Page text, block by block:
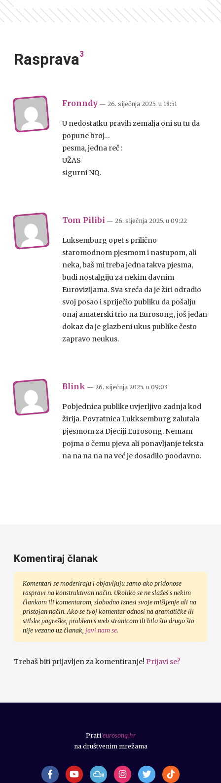
Rasprava3
Fronndy — 26. siječnja 2025. u 18:51
U nedostatku pravih zemalja oni su tu da
popune broj…
pesma, jedna reč :
UŽAS
sigurni NQ.
Tom Pilibi — 26. siječnja 2025. u 09:22
Luksemburg opet s prilično
staromodnom pjesmom i nastupom, ali
neka, baš mi treba jedna takva pjesma,
budi nostalgiju za nekim davnim
Eurovizijama. Sva sreća da je žiri odradio
svoj posao i spriječio publiku da pošalju
onaj amaterski trio na Eurosong, još jedan
dokaz da je glazbeni ukus publike često
zapravo neukus.
Blink — 26. siječnja 2025. u 09:03
Pobjednica publike uvjerljivo zadnja kod
žirija. Povratnica Lukksemburg zalutala
pjesmom za Djeciji Eurosong. Nemam
pojma o čemu pjeva ali ponavljanje teksta
na na na na na već je dosadilo poodavno.
Komentiraj članak
Komentari se moderiraju i objavljuju samo ako pridonose
raspravi na konstruktivan način. Ukoliko se ne slažeš s nekim
člankom ili komentarom, slobodno iznesi svoje mišljenje ali na
pristojan način. Ako se tvoj komentar odnosi na gramatičke ili
stilske pogreške, problem s web stranicom ili bilo što drugo što
nije vezano uz članak, javi nam se.
Trebaš biti prijavljen za komentiranje! Prijavi se?
Prati eurosong.hr
na društvenim mrežama